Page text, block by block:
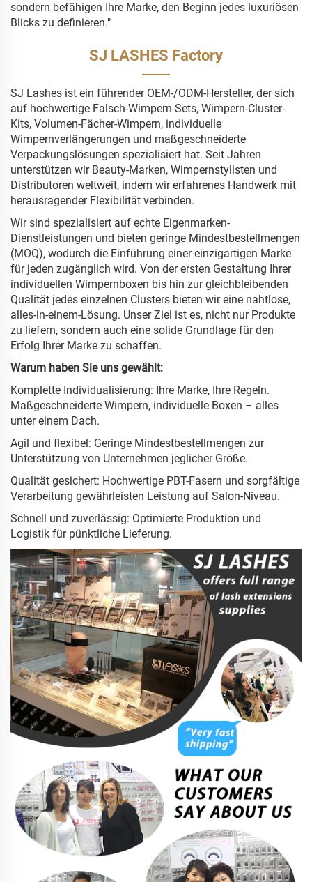
sondern befähigen Ihre Marke, den Beginn jedes luxuriösen
Blicks zu definieren."
SJ LASHES Factory
SJ Lashes ist ein führender OEM-/ODM-Hersteller, der sich
auf hochwertige Falsch-Wimpern-Sets, Wimpern-Cluster-
Kits, Volumen-Fächer-Wimpern, individuelle
Wimpernverlängerungen und maßgeschneiderte
Verpackungslösungen spezialisiert hat. Seit Jahren
unterstützen wir Beauty-Marken, Wimpernstylisten und
Distributoren weltweit, indem wir erfahrenes Handwerk mit
herausragender Flexibilität verbinden.
Wir sind spezialisiert auf echte Eigenmarken-
Dienstleistungen und bieten geringe Mindestbestellmengen
(MOQ), wodurch die Einführung einer einzigartigen Marke
für jeden zugänglich wird. Von der ersten Gestaltung Ihrer
individuellen Wimpernboxen bis hin zur gleichbleibenden
Qualität jedes einzelnen Clusters bieten wir eine nahtlose,
alles-in-einem-Lösung. Unser Ziel ist es, nicht nur Produkte
zu liefern, sondern auch eine solide Grundlage für den
Erfolg Ihrer Marke zu schaffen.
Warum haben Sie uns gewählt:
Komplette Individualisierung: Ihre Marke, Ihre Regeln.
Maßgeschneiderte Wimpern, individuelle Boxen – alles
unter einem Dach.
Agil und flexibel: Geringe Mindestbestellmengen zur
Unterstützung von Unternehmen jeglicher Größe.
Qualität gesichert: Hochwertige PBT-Fasern und sorgfältige
Verarbeitung gewährleisten Leistung auf Salon-Niveau.
Schnell und zuverlässig: Optimierte Produktion und
Logistik für pünktliche Lieferung.